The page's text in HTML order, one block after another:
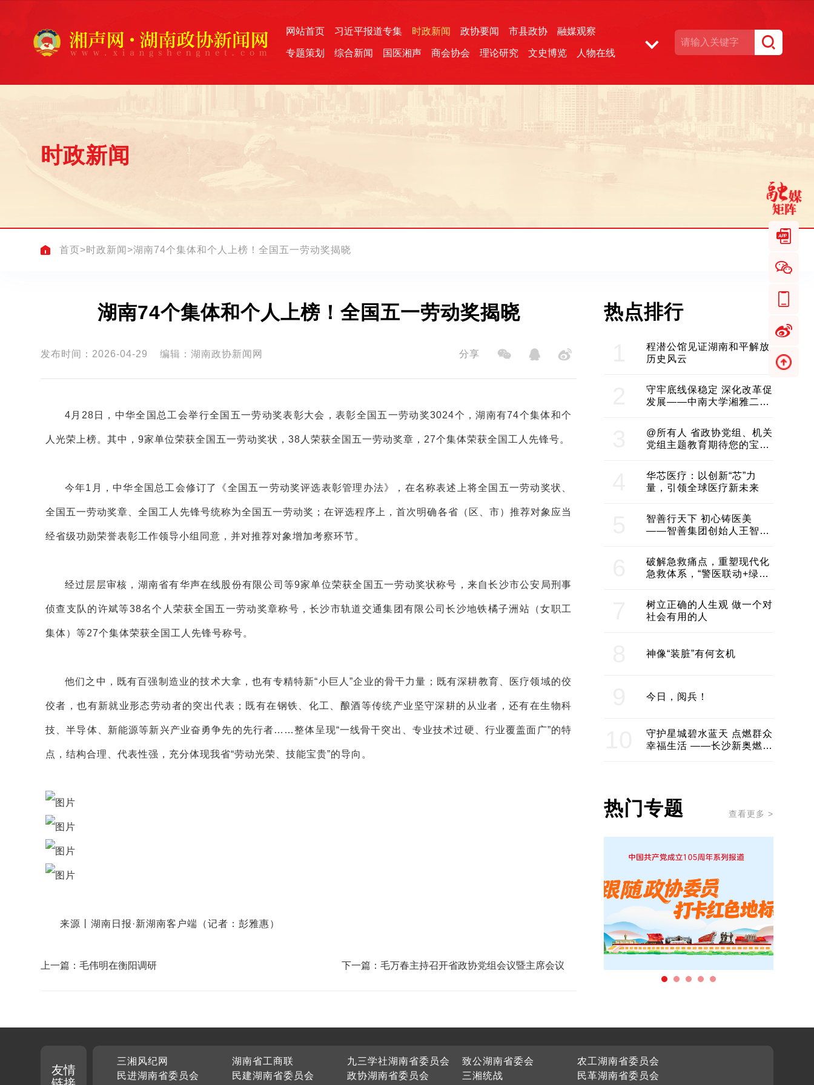
网站首页 习近平报道专集 时政新闻 政协要闻 市县政协 融媒观察
专题策划 综合新闻 国医湘声 商会协会 理论研究 文史博览 人物在线
时政新闻
首页>时政新闻 >湖南74个集体和个人上榜！全国五一劳动奖揭晓
湖南74个集体和个人上榜！全国五一劳动奖揭晓
发布时间：2026-04-29 编辑：湖南政协新闻网 分享
4月28日，中华全国总工会举行全国五一劳动奖表彰大会，表彰全国五一劳动奖3024个，湖南有74个集体和个
人光荣上榜。其中，9家单位荣获全国五一劳动奖状，38人荣获全国五一劳动奖章，27个集体荣获全国工人先锋号。
今年1月，中华全国总工会修订了《全国五一劳动奖评选表彰管理办法》，在名称表述上将全国五一劳动奖状、
全国五一劳动奖章、全国工人先锋号统称为全国五一劳动奖；在评选程序上，首次明确各省（区、市）推荐对象应当
经省级功勋荣誉表彰工作领导小组同意，并对推荐对象增加考察环节。
经过层层审核，湖南省有华声在线股份有限公司等9家单位荣获全国五一劳动奖状称号，来自长沙市公安局刑事
侦查支队的许斌等38名个人荣获全国五一劳动奖章称号，长沙市轨道交通集团有限公司长沙地铁橘子洲站（女职工
集体）等27个集体荣获全国工人先锋号称号。
他们之中，既有百强制造业的技术大拿，也有专精特新“小巨人”企业的骨干力量；既有深耕教育、医疗领域的佼
佼者，也有新就业形态劳动者的突出代表；既有在钢铁、化工、酿酒等传统产业坚守深耕的从业者，还有在生物科
技、半导体、新能源等新兴产业奋勇争先的先行者……整体呈现“一线骨干突出、专业技术过硬、行业覆盖面广”的特
点，结构合理、代表性强，充分体现我省“劳动光荣、技能宝贵”的导向。
来源丨湖南日报·新湖南客户端（记者：彭雅惠）
上一篇：毛伟明在衡阳调研 下一篇：毛万春主持召开省政协党组会议暨主席会议
热点排行
程潜公馆见证湖南和平解放
历史风云
守牢底线保稳定 深化改革促
发展——中南大学湘雅二医
@所有人 省政协党组、机关
党组主题教育期待您的宝贵
华芯医疗：以创新“芯”力
量，引领全球医疗新未来
智善行天下 初心铸医美
——智善集团创始人王智带
建医美产业良性生态圈
破解急救痛点，重塑现代化
急救体系，“警医联动+绿波
树立正确的人生观 做一个对
社会有用的人
神像“装脏”有何玄机
今日，阅兵！
守护星城碧水蓝天 点燃群众
幸福生活 ——长沙新奥燃气
热门专题 查看更多 >
友情
三湘风纪网 湖南省工商联 九三学社湖南省委员会 致公湖南省委会
农工湖南省委员会
民进湖南省委员会
民建湖南省委员会 政协湖南省委员会 三湘统战
民革湖南省委员会